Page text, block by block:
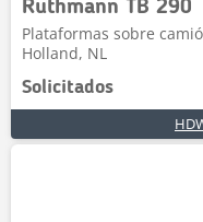
Ruthmann TB 290
Plataformas sobre
Holland, NL
Solicitados